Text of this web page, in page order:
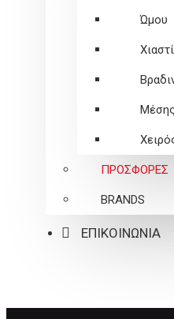
Ώμου
Χιαστί
ΠΡΟΣΦΟΡΕΣ
BRANDS
ΕΠΙΚΟΙΝΩΝΙΑ